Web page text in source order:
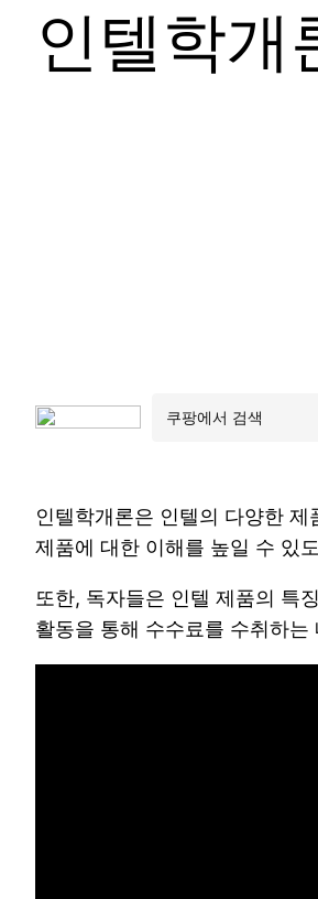
인텔학개
인텔학개론은 인텔의 다양한
제품에 대한 이해를 높일 수 있
또한, 독자들은 인텔 제품의 특
활동을 통해 수수료를 수취하